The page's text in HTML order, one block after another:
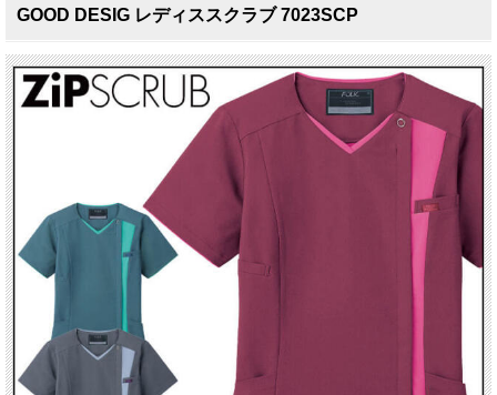
GOOD DESIG レディススクラブ 7023SCP